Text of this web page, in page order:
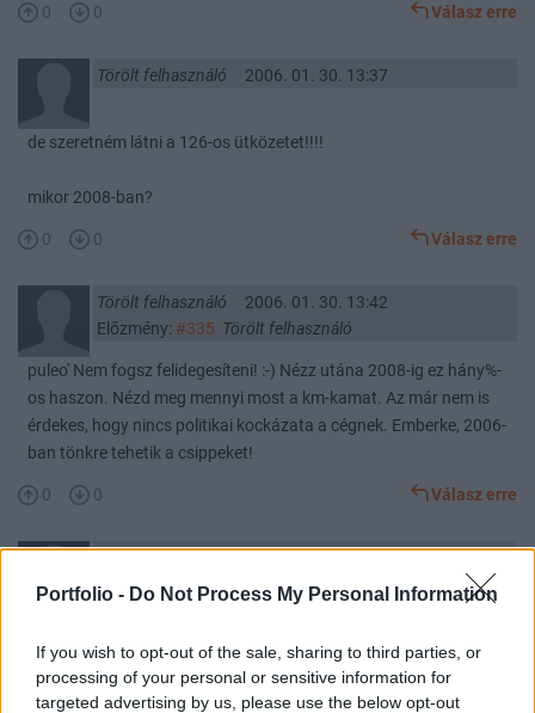
Portfolio - Do Not Process My Personal Information
If you wish to opt-out of the sale, sharing to third parties, or
processing of your personal or sensitive information for
targeted advertising by us, please use the below opt-out
0 0 Válasz erre
Törölt felhasználó 2006. 01. 30. 13:37
de szeretném látni a 126-os ütközetet!!!!
mikor 2008-ban?
0 0 Válasz erre
Törölt felhasználó
2006. 01. 30. 13:42
Előzmény: #335 Törölt felhasználó
puleo' Nem fogsz felidegesíteni! :-) Nézz utána 2008-ig ez hány%-
os haszon. Nézd meg mennyi most a km-kamat. Az már nem is
érdekes, hogy nincs politikai kockázata a cégnek. Emberke, 2006-
ban tönkre tehetik a csippeket!
0 0 Válasz erre
legyen igazad
0 0 Válasz erre